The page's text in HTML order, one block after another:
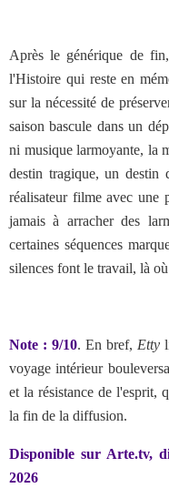
Après le générique de
l'Histoire qui reste en
sur la nécessité de
saison bascule dans un
ni musique larmoyante, la
destin tragique, un destin
réalisateur filme avec une
jamais à arracher des
certaines séquences
silences font le travail, là
Note : 9/10. En bref, Etty
voyage intérieur
et la résistance de l'esprit,
la fin de la diffusion.
Disponible sur Arte.tv,
2026